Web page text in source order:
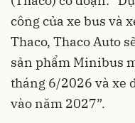
công của xe bus và
Thaco, Thaco Auto
sản phẩm Minibus
tháng 6/2026 và xe
vào năm 2027”.